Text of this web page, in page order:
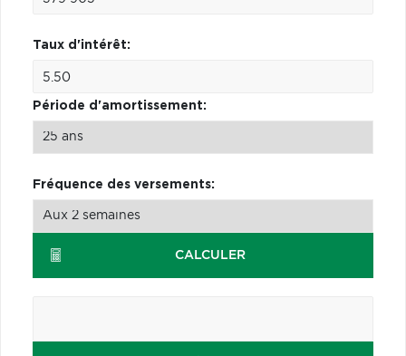
Taux d'intérêt:
Période d'amortissement:
Fréquence des versements:
CALCULER